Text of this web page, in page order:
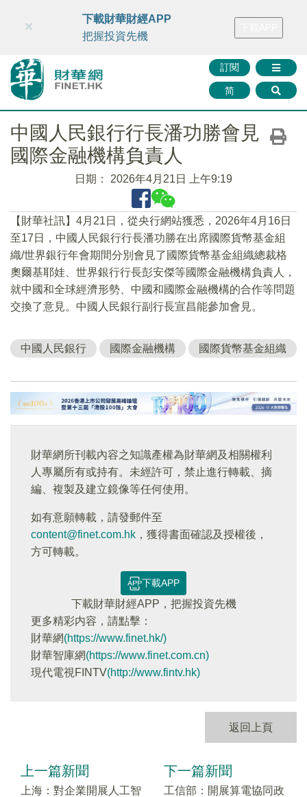
財華智庫網 FINTV FINMETA 財華證券 媒體矩陣
訂閱
简
×
下載財華財經APP
把握投資先機
中國人民銀行行長潘功勝會見
國際金融機構負責人
日期： 2026年4月21日 上午9:19
【財華社訊】4月21日，從央行網站獲悉，2026年4月16日
至17日，中國人民銀行行長潘功勝在出席國際貨幣基金組
織/世界銀行年會期間分別會見了國際貨幣基金組織總裁格
奧爾基耶娃、世界銀行行長彭安傑等國際金融機構負責人，
就中國和全球經濟形勢、中國和國際金融機構的合作等問題
交換了意見。中國人民銀行副行長宣昌能參加會見。
中國人民銀行 國際金融機構 國際貨幣基金組織
財華網所刊載內容之知識產權為財華網及相關權利
人專屬所有或持有。未經許可，禁止進行轉載、摘
編、複製及建立鏡像等任何使用。
如有意願轉載，請發郵件至
content@finet.com.hk ，獲得書面確認及授權後，
方可轉載。
下載APP
下載財華財經APP，把握投資先機
更多精彩内容，請點擊：
財華網(https://www.finet.hk/)
財華智庫網(https://www.finet.com.cn)
現代電視FINTV(http://www.fintv.hk)
返回上頁
上一篇新聞
上海：對企業開展人工智
下一篇新聞
工信部：開展算電協同政